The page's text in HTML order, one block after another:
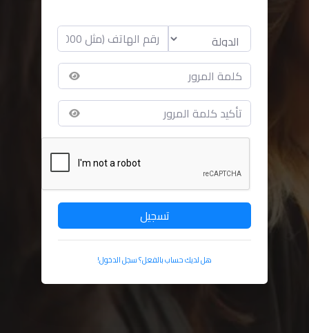
تسجيل
هل لديك حساب بالفعل؟ سجل الدخول!